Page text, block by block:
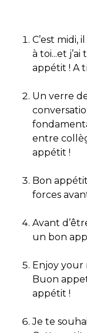
C’est midi,
à toi...et
appétit ! A
Un verre
entre
appétit !
Bon
forces
Avant
un bon
Enjoy your
Buon
appétit !
Je te